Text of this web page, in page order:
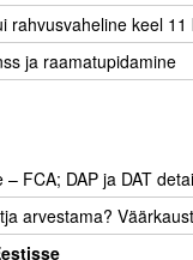
keel 11
ja raamatupidamine
FCA; DAP ja DAT
arvestama?